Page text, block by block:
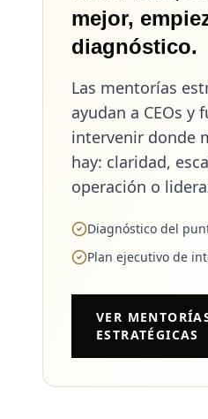
mejor,
diagnóstico.
Las mentorías
ayudan a CEOs y
intervenir donde
hay: claridad,
operación o
Diagnóstico del
Plan ejecutivo de
VER
ESTRATÉGICAS